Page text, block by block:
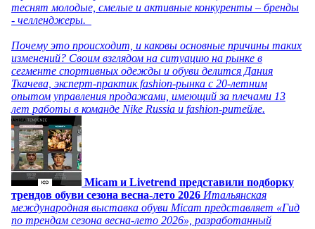
теснят молодые, смелые и активные конкуренты – бренды
- челленджеры.
Почему это происходит, и каковы основные причины таких
изменений? Своим взглядом на ситуацию на рынке в
сегменте спортивных одежды и обуви делится Дания
Ткачева, эксперт-практик fashion-рынка с 20-летним
опытом управления продажами, имеющий за плечами 13
лет работы в команде Nike Russia и fashion-ритейле.
Micam и Livetrend представили подборку
трендов обуви сезона весна-лето 2026 Итальянская
международная выставка обуви Micam представляет «Гид
по трендам сезона весна-лето 2026», разработанный